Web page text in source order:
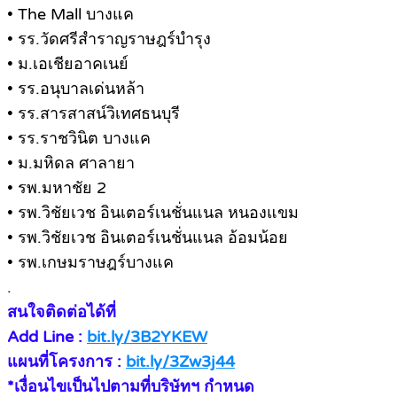
• The Mall บางแค
• รร.วัดศรีสำราญราษฎร์บำรุง
• ม.เอเชียอาคเนย์
• รร.อนุบาลเด่นหล้า
• รร.สารสาสน์วิเทศธนบุรี
• รร.ราชวินิต บางแค
• ม.มหิดล ศาลายา
• รพ.มหาชัย 2
• รพ.วิชัยเวช อินเตอร์เนชั่นแนล หนองแขม
• รพ.วิชัยเวช อินเตอร์เนชั่นแนล อ้อมน้อย
• รพ.เกษมราษฎร์บางแค
.
สนใจติดต่อได้ที่
Add Line : bit.ly/3B2YKEW
แผนที่โครงการ : bit.ly/3Zw3j44
*เงื่อนไขเป็นไปตามที่บริษัทฯ กำหนด